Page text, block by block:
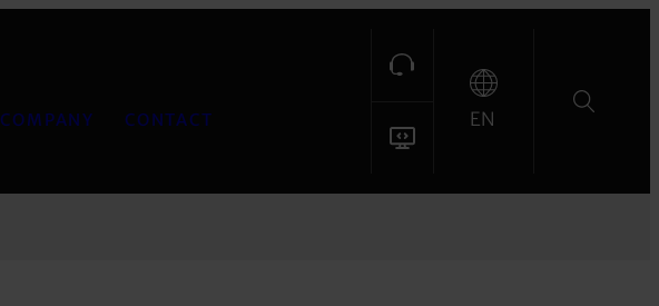
COMPANY CONTACT EN